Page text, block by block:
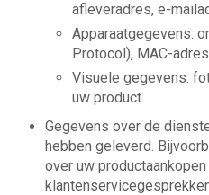
afleveradres, e-
Apparaatgegevens:
Protocol), MAC-
Visuele gegevens:
uw product.
Gegevens over de
hebben geleverd.
over uw productaankopen